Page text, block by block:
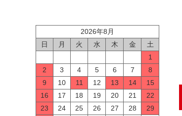
2026年8月
日
月 火 水 木 金
土
1
2
3 4 5 6 7
8
9
10 11 12 13 14
15
16
17 18 19 20 21
22
23
24 25 26 27 28
29